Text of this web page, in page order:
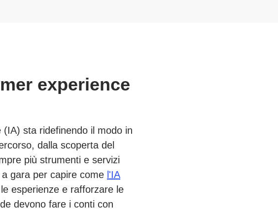
experience
sta ridefinendo il modo in
dalla scoperta del
più strumenti e servizi
gara per capire come l'IA
esperienze e rafforzare le
devono fare i conti con